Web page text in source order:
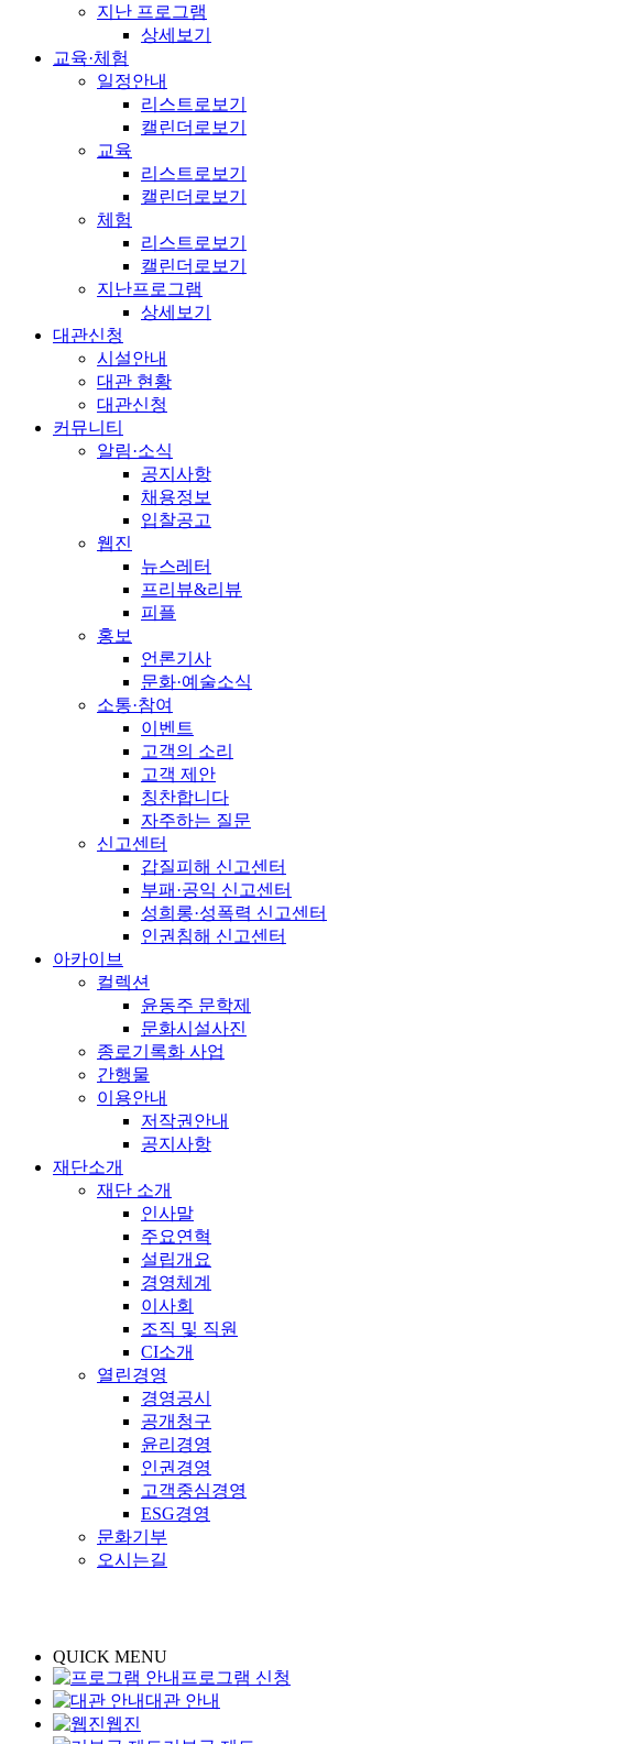
지난 프로그램
상세보기
교육·체험
일정안내
리스트로보기
캘린더로보기
교육
리스트로보기
캘린더로보기
체험
리스트로보기
캘린더로보기
지난프로그램
상세보기
대관신청
시설안내
대관 현황
대관신청
커뮤니티
알림·소식
공지사항
채용정보
입찰공고
웹진
뉴스레터
프리뷰&리뷰
피플
홍보
언론기사
문화·예술소식
소통·참여
이벤트
고객의 소리
고객 제안
칭찬합니다
자주하는 질문
신고센터
갑질피해 신고센터
부패·공익 신고센터
성희롱·성폭력 신고센터
인권침해 신고센터
아카이브
컬렉션
윤동주 문학제
문화시설사진
종로기록화 사업
간행물
이용안내
저작권안내
공지사항
재단소개
재단 소개
인사말
주요연혁
설립개요
경영체계
이사회
조직 및 직원
CI소개
열린경영
경영공시
공개청구
윤리경영
인권경영
고객중심경영
ESG경영
문화기부
오시는길
QUICK MENU
프로그램 신청
대관 안내
웹진